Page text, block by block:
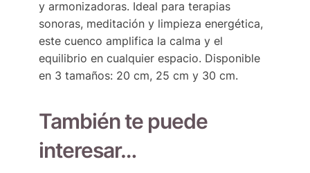
y armonizadoras. Ideal para terapias
sonoras, meditación y limpieza energética,
este cuenco amplifica la calma y el
equilibrio en cualquier espacio. Disponible
en 3 tamaños: 20 cm, 25 cm y 30 cm.
También te puede
interesar…